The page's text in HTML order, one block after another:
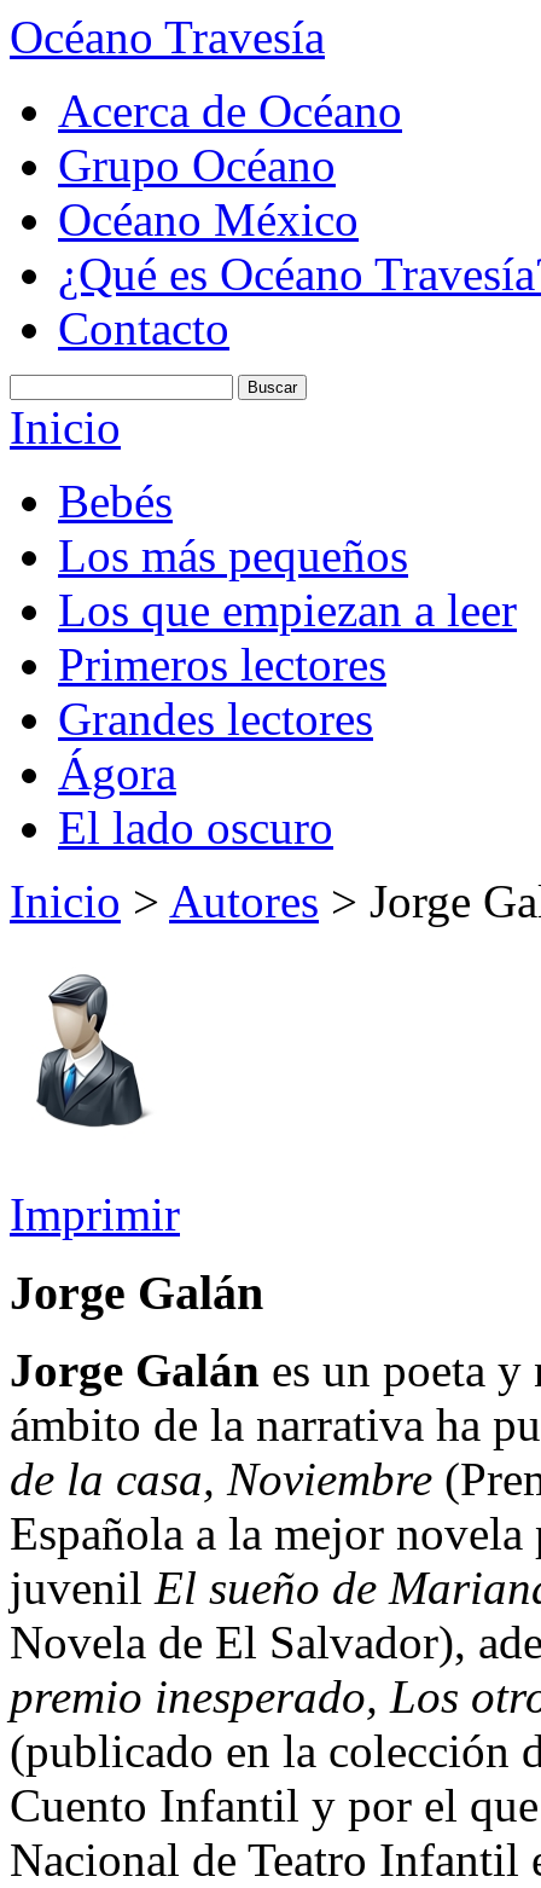
Océano Travesía
Acerca de Océano
Grupo Océano
Océano México
¿Qué es Océano
Contacto
Inicio
Bebés
Los más pequeños
Los que empiezan a leer
Primeros lectores
Grandes lectores
Ágora
El lado oscuro
Inicio > Autores > Jorge
Imprimir
Jorge Galán
Jorge Galán es un poeta
ámbito de la narrativa ha
de la casa, Noviembre
Española a la mejor
juvenil El sueño de
Novela de El Salvador),
premio inesperado, Los
(publicado en la colección
Cuento Infantil y por el
Nacional de Teatro Infantil